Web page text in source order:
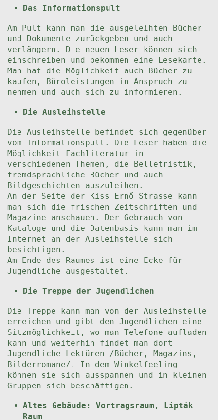
Das Informationspult
Am Pult kann man die ausgeleihten Bücher
und Dokumente zurückgeben und auch
verlängern. Die neuen Leser können sich
einschreiben und bekommen eine Lesekarte.
Man hat die Möglichkeit auch Bücher zu
kaufen, Büroleistungen in Anspruch zu
nehmen und auch sich zu informieren.
Die Ausleihstelle
Die Ausleihstelle befindet sich gegenüber
vom Informationspult. Die Leser haben die
Möglichkeit Fachliteratur in
verschiedenen Themen, die Belletristik,
fremdsprachliche Bücher und auch
Bildgeschichten auszuleihen.
An der Seite der Kiss Ernő Strasse kann
man sich die frischen Zeitschriften und
Magazine anschauen. Der Gebrauch von
Kataloge und die Datenbasis kann man im
Internet an der Ausleihstelle sich
besichtigen.
Am Ende des Raumes ist eine Ecke für
Jugendliche ausgestaltet.
Die Treppe der Jugendlichen
Die Treppe kann man von der Ausleihstelle
erreichen und gibt den Jugendlichen eine
Sitzmöglichkeit, wo man Telefone aufladen
kann und weiterhin findet man dort
Jugendliche Lektüren /Bücher, Magazins,
Bilderromane/. In dem Winkelfeeling
können sie sich ausspannen und in kleinen
Gruppen sich beschäftigen.
Altes Gebäude: Vortragsraum, Lipták
Raum